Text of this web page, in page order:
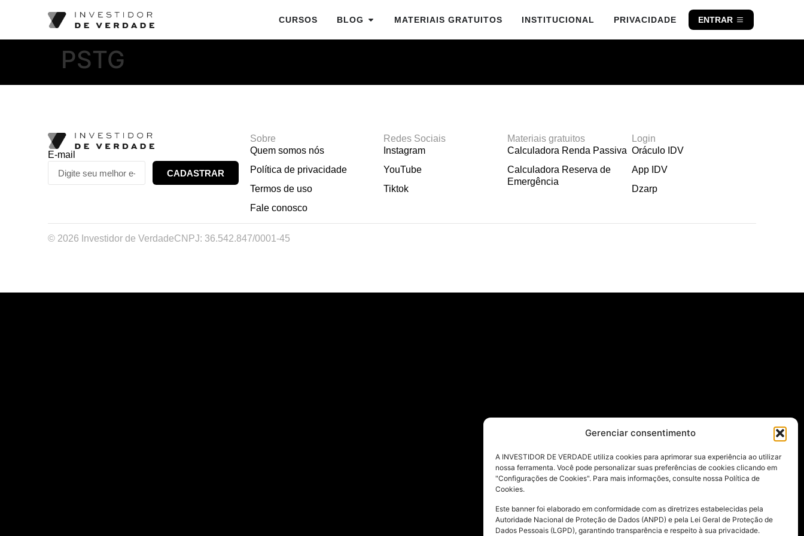
Gerenciar consentimento
A INVESTIDOR DE VERDADE utiliza cookies para aprimorar sua experiência ao utilizar
nossa ferramenta. Você pode personalizar suas preferências de cookies clicando em
"Configurações de Cookies". Para mais informações, consulte nossa Política de
Cookies.
Este banner foi elaborado em conformidade com as diretrizes estabelecidas pela
Autoridade Nacional de Proteção de Dados (ANPD) e pela Lei Geral de Proteção de
Dados Pessoais (LGPD), garantindo transparência e respeito à sua privacidade.
CURSOS BLOG MATERIAIS GRATUITOS INSTITUCIONAL PRIVACIDADE ENTRAR
PSTG
E-mail
CADASTRAR
Sobre
Quem somos nós
Política de privacidade
Termos de uso
Fale conosco
Redes Sociais
Instagram
YouTube
Tiktok
Materiais gratuitos
Calculadora Renda Passiva
Calculadora Reserva de
Emergência
Login
Oráculo IDV
App IDV
Dzarp
© 2026 Investidor de VerdadeCNPJ: 36.542.847/0001-45